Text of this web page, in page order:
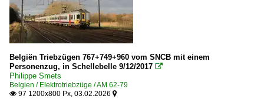
L24 Tongern – Montzen – Visé (–Aachen West)
L44 Pepinster – Spa
Strecke Liège – Vielsalm – Gouvy
Unternehmen
2020
2020
2022
2023
Belgiën Triebzügen 767+749+960 vom SNCB mit einem
Personenzug, in Schellebelle 9/12/2017 
Philippe Smets
Belgien / Elektrotriebzüge / AM 62-79
 97 1200x800 Px, 03.02.2026 